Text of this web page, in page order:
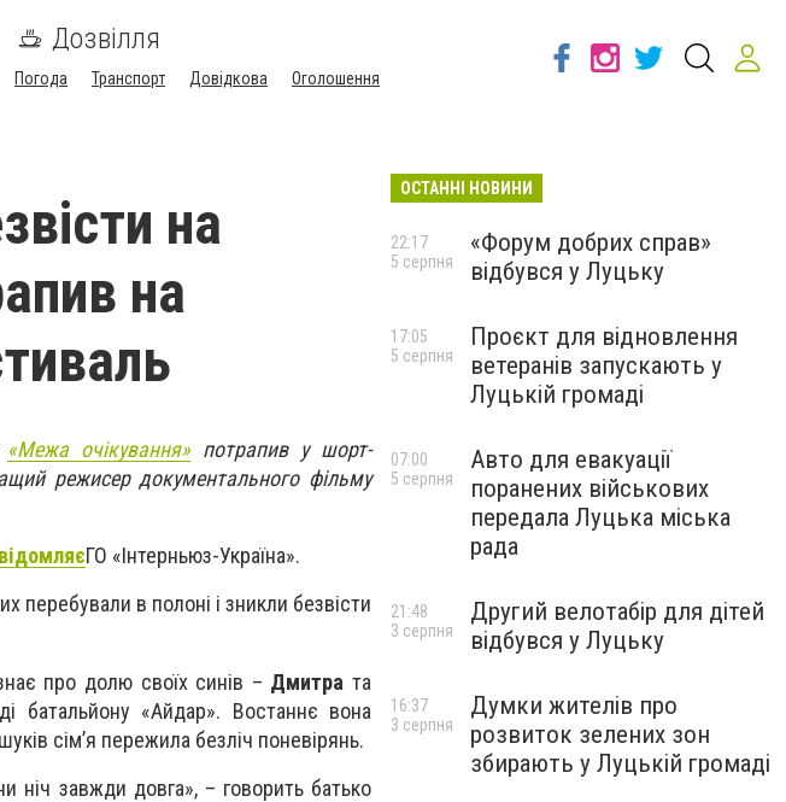
Дозвілля
Погода Транспорт Довідкова Оголошення
на
на
«Межа очікування» потрапив у шорт-
режисер документального фільму
ГО «Інтерньюз-Україна».
перебували в полоні і зникли безвісти
про долю своїх синів – Дмитра та
батальйону «Айдар». Востаннє вона
сім’я пережила безліч поневірянь.
ніч завжди довга», – говорить батько
ОСТАННІ НОВИНИ
«Форум добрих справ»
відбувся у Луцьку
22:17
5 серпня
Проєкт для відновлення
ветеранів запускають у
Луцькій громаді
17:05
5 серпня
Авто для евакуації
поранених військових
передала Луцька міська
рада
07:00
5 серпня
Другий велотабір для дітей
відбувся у Луцьку
21:48
3 серпня
Думки жителів про
розвиток зелених зон
збирають у Луцькій громаді
16:37
3 серпня